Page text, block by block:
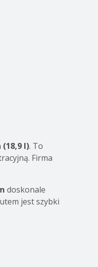
l). To
Firma
doskonale
jest szybki